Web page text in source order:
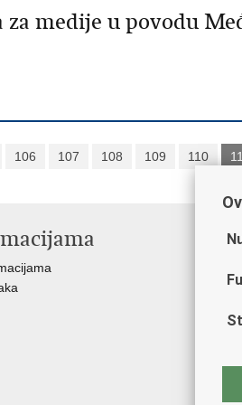
medije u povodu
106 107 108 109 110